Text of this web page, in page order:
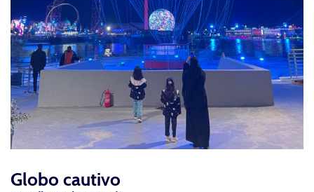
Globo cautivo